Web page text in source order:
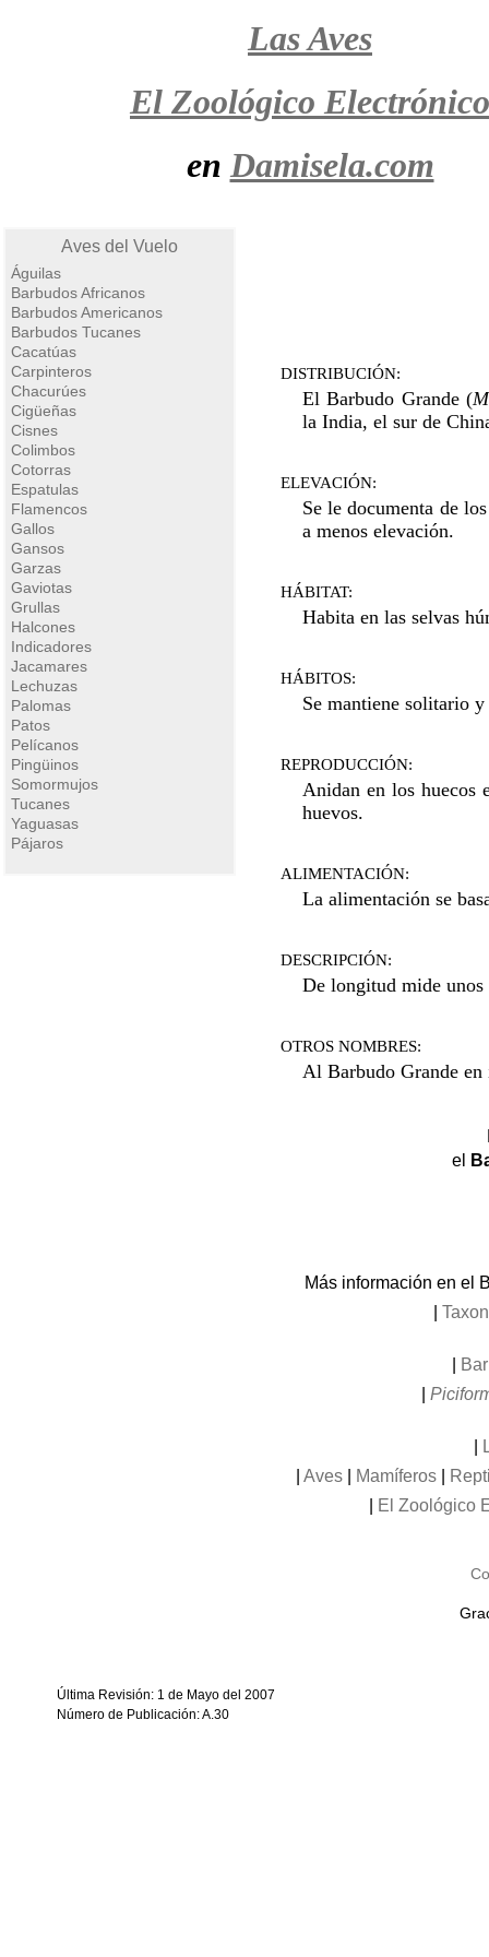
Las Aves
El Zoológico Electrónico
en Damisela.com
Aves del Vuelo
Águilas
Barbudos Africanos
Barbudos Americanos
Barbudos Tucanes
Cacatúas
Carpinteros
Chacurúes
Cigüeñas
Cisnes
Colimbos
Cotorras
Espatulas
Flamencos
Gallos
Gansos
Garzas
Gaviotas
Grullas
Halcones
Indicadores
Jacamares
Lechuzas
Palomas
Patos
Pelícanos
Pingüinos
Somormujos
Tucanes
Yaguasas
Pájaros
DISTRIBUCIÓN:
El Barbudo Grande (
la India, el sur de
ELEVACIÓN:
Se le documenta de
a menos elevación.
HÁBITAT:
Habita en las selvas
HÁBITOS:
Se mantiene solitario
REPRODUCCIÓN:
Anidan en los huecos
huevos.
ALIMENTACIÓN:
La alimentación se
DESCRIPCIÓN:
De longitud mide unos
OTROS NOMBRES:
Al Barbudo Grande en
el
Más información en el
Aves| Mamíferos|
El Zoológico
Última Revisión: 1 de Mayo del 2007
Número de Publicación: A.30